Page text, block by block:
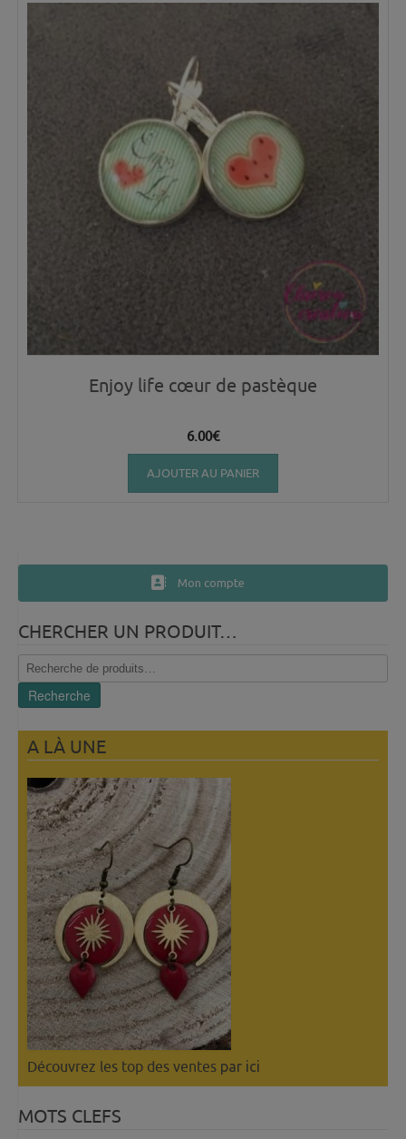
Enjoy life cœur de pastèque
6.00€
AJOUTER AU PANIER
Mon compte
CHERCHER UN PRODUIT…
Recherche
pour :
Recherche
A LÀ UNE
Découvrez les top des ventes par ici
MOTS CLEFS